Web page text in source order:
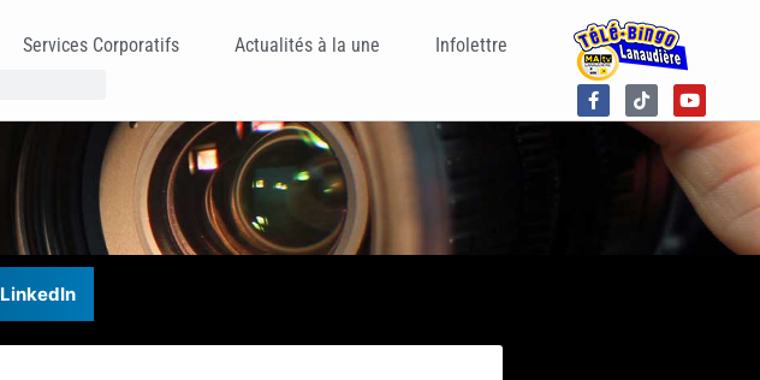
Services Corporatifs Actualités à la une Infolettre
LinkedIn